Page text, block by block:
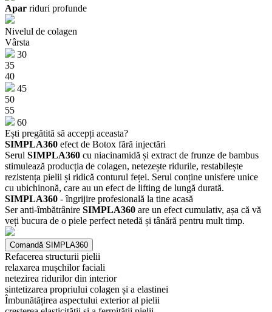
Apar riduri profunde
Nivelul de colagen
Vârsta
30
35
40
45
50
55
60
Ești pregătită să accepți aceasta?
SIMPLA360 efect de Botox fără injectări
Serul SIMPLA360 cu niacinamidă și extract de frunze de bambus
stimulează producția de colagen, netezește ridurile, restabilește
rezistența pielii și ridică conturul feței. Serul conține unisfere unice
cu ubichinonă, care au un efect de lifting de lungă durată.
SIMPLA360 - îngrijire profesională la tine acasă
Ser anti-îmbătrânire SIMPLA360 are un efect cumulativ, așa că vă
veți bucura de o piele perfect netedă și tânără pentru mult timp.
Comandă SIMPLA360
Refacerea structurii pielii
relaxarea mușchilor faciali
netezirea ridurilor din interior
sintetizarea propriului colagen și a elastinei
Îmbunătățirea aspectului exterior al pielii